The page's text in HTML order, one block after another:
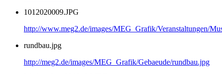
1012020009.JPG
http://www.meg2.de/images/MEG_Grafik/Veranstaltungen/
rundbau.jpg
http://meg2.de/images/MEG_Grafik/Gebaeude/rundbau.jpg